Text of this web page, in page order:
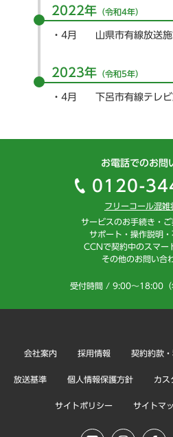
2022年 （令和4年）
4月 山県市有線放送
2023年 （令和5年）
4月 下呂市有線テレ
お電話でのお問
0120-
フリーコール混雑
サービスのお手続き・ご
サポート・操作説明・
CCNで契約中のスマー
その他のお問い合
受付時間 / 9:00～18:00（
会社案内 採用情報 契約約款
放送基準 個人情報保護方針 カス
サイトポリシー サイトマ